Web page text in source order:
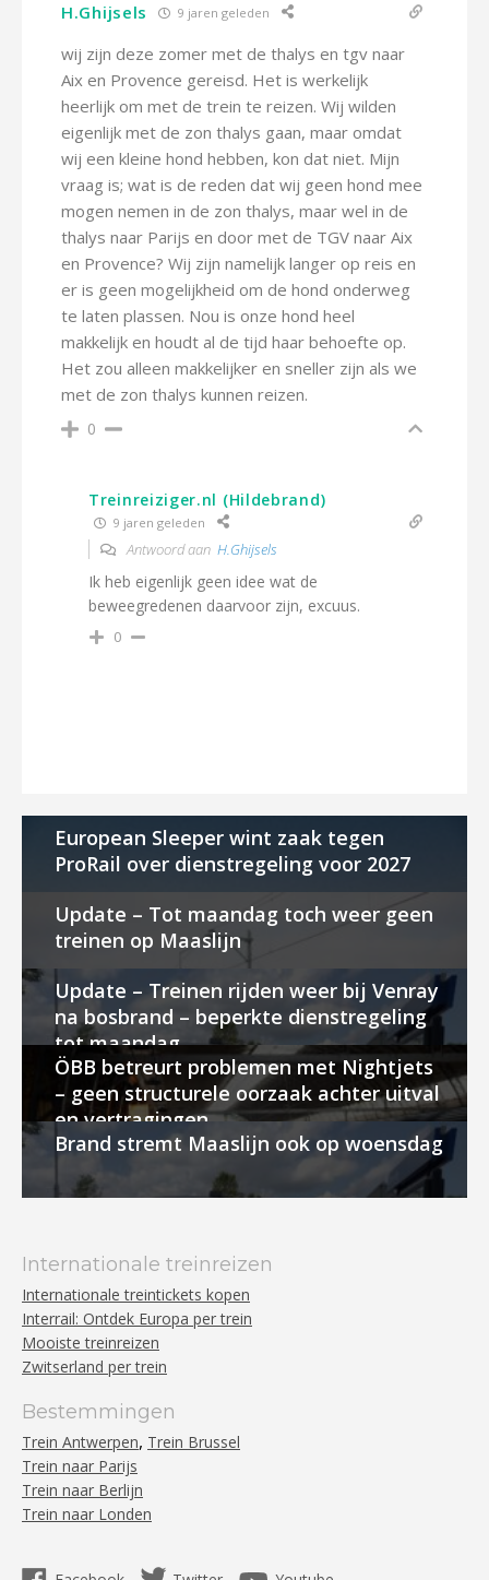
H.Ghijsels 9 jaren geleden
wij zijn deze zomer met de thalys en tgv naar
Aix en Provence gereisd. Het is werkelijk
heerlijk om met de trein te reizen. Wij wilden
eigenlijk met de zon thalys gaan, maar omdat
wij een kleine hond hebben, kon dat niet. Mijn
vraag is; wat is de reden dat wij geen hond mee
mogen nemen in de zon thalys, maar wel in de
thalys naar Parijs en door met de TGV naar Aix
en Provence? Wij zijn namelijk langer op reis en
er is geen mogelijkheid om de hond onderweg
te laten plassen. Nou is onze hond heel
makkelijk en houdt al de tijd haar behoefte op.
Het zou alleen makkelijker en sneller zijn als we
met de zon thalys kunnen reizen.
0
Treinreiziger.nl (Hildebrand)
9 jaren geleden
Antwoord aan H.Ghijsels
Ik heb eigenlijk geen idee wat de
beweegredenen daarvoor zijn, excuus.
0
European Sleeper wint zaak tegen
ProRail over dienstregeling voor 2027
Update – Tot maandag toch weer geen
treinen op Maaslijn
Update – Treinen rijden weer bij Venray
na bosbrand – beperkte dienstregeling
tot maandag
ÖBB betreurt problemen met Nightjets
– geen structurele oorzaak achter uitval
en vertragingen
Brand stremt Maaslijn ook op woensdag
Internationale treinreizen
Internationale treintickets kopen
Interrail: Ontdek Europa per trein
Mooiste treinreizen
Zwitserland per trein
Bestemmingen
Trein Antwerpen, Trein Brussel
Trein naar Parijs
Trein naar Berlijn
Trein naar Londen